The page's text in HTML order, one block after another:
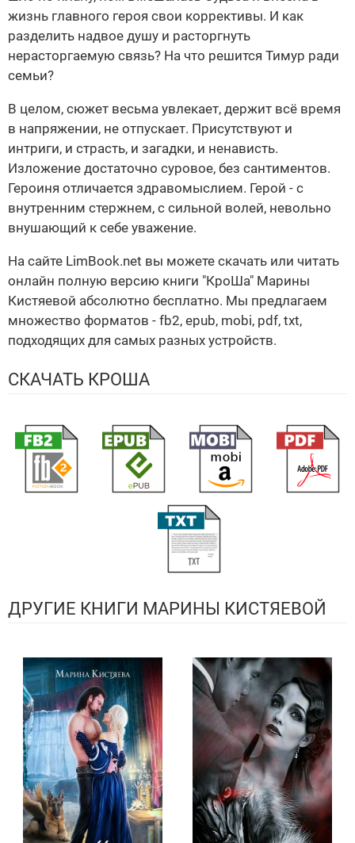
жизнь главного героя свои коррективы. И как
разделить надвое душу и расторгнуть
нерасторгаемую связь? На что решится Тимур ради
семьи?
В целом, сюжет весьма увлекает, держит всё время
в напряжении, не отпускает. Присутствуют и
интриги, и страсть, и загадки, и ненависть.
Изложение достаточно суровое, без сантиментов.
Героиня отличается здравомыслием. Герой - с
внутренним стержнем, с сильной волей, невольно
внушающий к себе уважение.
На сайте LimBook.net вы можете скачать или читать
онлайн полную версию книги "КроШа" Марины
Кистяевой абсолютно бесплатно. Мы предлагаем
множество форматов - fb2, epub, mobi, pdf, txt,
подходящих для самых разных устройств.
СКАЧАТЬ КРОША
ДРУГИЕ КНИГИ МАРИНЫ КИСТЯЕВОЙ